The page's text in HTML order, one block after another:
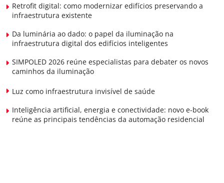
Retrofit digital: como modernizar edifícios preservando a
infraestrutura existente
Da luminária ao dado: o papel da iluminação na
infraestrutura digital dos edifícios inteligentes
SIMPOLED 2026 reúne especialistas para debater os novos
caminhos da iluminação
Luz como infraestrutura invisível de saúde
Inteligência artificial, energia e conectividade: novo e-book
reúne as principais tendências da automação residencial